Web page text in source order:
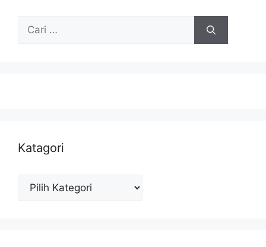
Cari
Katagori
Katagori